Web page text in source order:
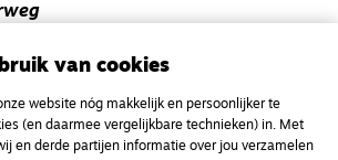
onderweg, in het bijzonder
van cookies
website nóg makkelijk en persoonlijker te
(en daarmee vergelijkbare technieken) in. Met
en derde partijen informatie over jou verzamelen